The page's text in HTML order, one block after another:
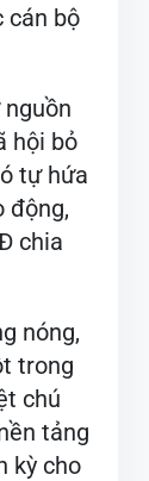
cán bộ
hội bỏ
tự hứa
động,
chia
nóng,
trong
chú
tảng
kỳ cho